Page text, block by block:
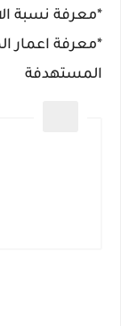
*معرفة نسبة
*معرفة اعمار
المستهدفة